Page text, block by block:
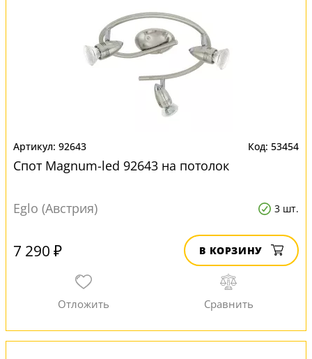
92643 53454
Спот Magnum-led 92643 на потолок
Eglo (Австрия) 3 шт.
7 290 ₽ В КОРЗИНУ